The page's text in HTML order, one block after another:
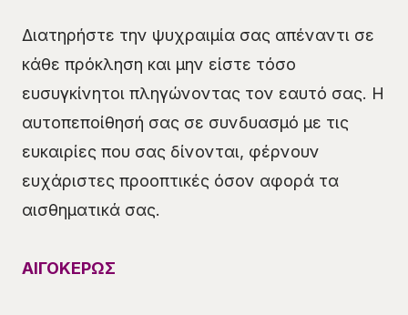
Διατηρήστε την ψυχραιμία σας απέναντι σε
κάθε πρόκληση και μην είστε τόσο
ευσυγκίνητοι πληγώνοντας τον εαυτό σας. Η
αυτοπεποίθησή σας σε συνδυασμό με τις
ευκαιρίες που σας δίνονται, φέρνουν
ευχάριστες προοπτικές όσον αφορά τα
αισθηματικά σας.
ΑΙΓΟΚΕΡΩΣ